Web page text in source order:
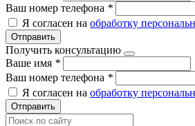
Ваш номер телефона *
Я согласен на обработку
Отправить
Получить консультацию
Ваше имя *
Ваш номер телефона *
Я согласен на обработку
Отправить